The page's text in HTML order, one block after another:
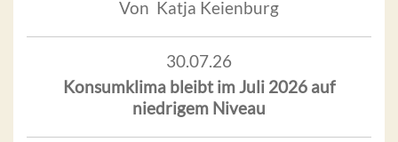
Von Katja Keienburg
30.07.26
Konsumklima bleibt im Juli 2026 auf
niedrigem Niveau